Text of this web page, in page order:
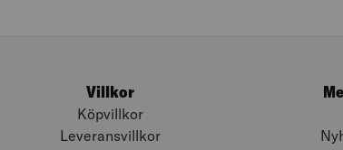
Villkor
Köpvillkor
Leveransvillkor